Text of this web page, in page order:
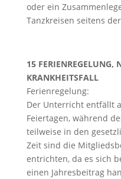
oder ein
Tanzkreisen seitens
15
KRANKHEITSFALL
Ferienregelung:
Der Unterricht entfällt
Feiertagen, während
teilweise in den
Zeit sind die
entrichten, da es sich
einen Jahresbeitrag